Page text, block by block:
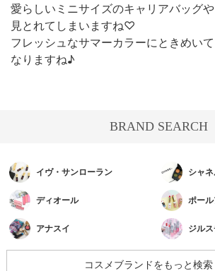
愛らしいミニサイズのキャリアバッグ
見とれてしまいますね♡
フレッシュなサマーカラーにときめい
なりますね♪
BRAND SEARCH
イヴ・サンローラン シャ
ディオール ポー
アナスイ ジル
コスメブランドをもっと検索